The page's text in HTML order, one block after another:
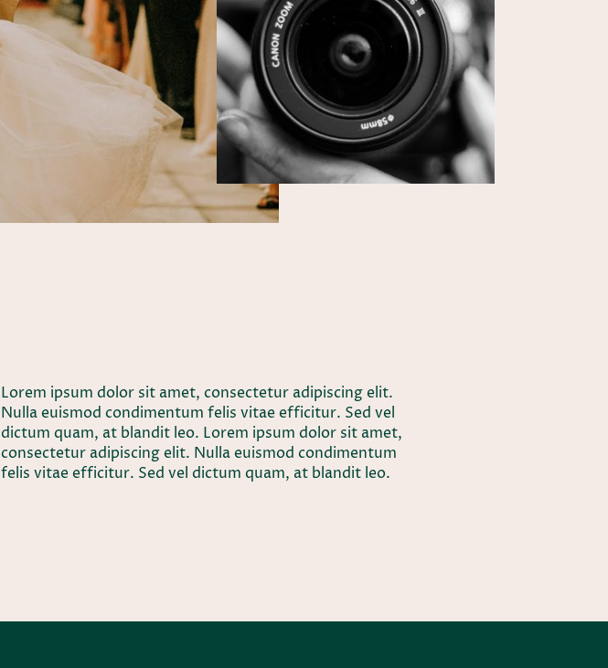
Lorem ipsum dolor sit amet, consectetur adipiscing elit.
Nulla euismod condimentum felis vitae efficitur. Sed vel
dictum quam, at blandit leo. Lorem ipsum dolor sit amet,
consectetur adipiscing elit. Nulla euismod condimentum
felis vitae efficitur. Sed vel dictum quam, at blandit leo.